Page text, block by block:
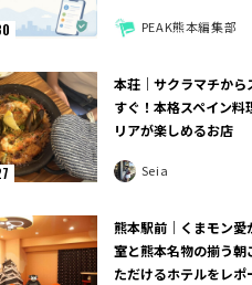
PEAK熊本編集部
本荘｜サクラマチから
すぐ！本格スペイン料
リアが楽しめるお店
Seia
熊本駅前｜くまモン愛
室と熊本名物の揃う朝
ただけるホテルをレポ